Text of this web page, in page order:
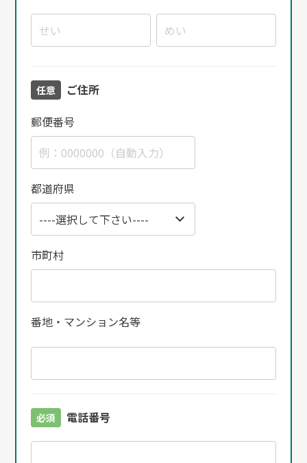
任意
ご住所
郵便番号
都道府県
市町村
番地・マンション名等
必須 電話番号